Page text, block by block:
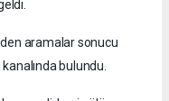
aramalar sonucu
bulundu.